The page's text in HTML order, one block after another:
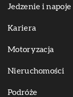
Jedzenie i napoje
Kariera
Motoryzacja
Nieruchomości
Podróże